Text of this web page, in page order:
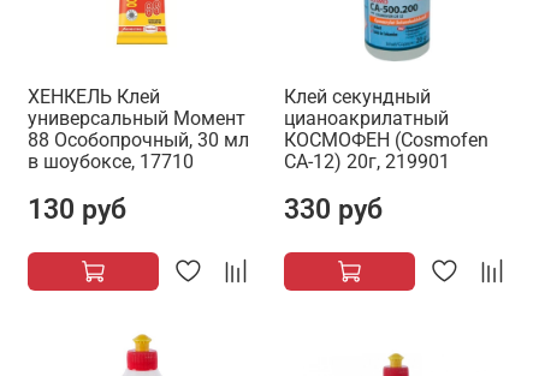
ХЕНКЕЛЬ Клей
универсальный Момент
88 Особопрочный, 30 мл
в шоубоксе, 17710
130 руб
Клей секундный
цианоакрилатный
КОСМОФЕН (Cosmofen
CA-12) 20г, 219901
330 руб